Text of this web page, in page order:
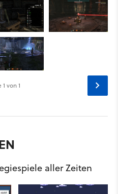
1 von 1
aller Zeiten